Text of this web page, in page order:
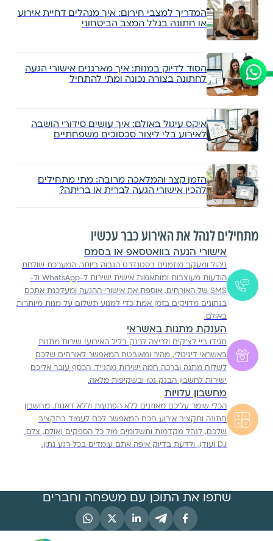
המדריך למצבי חירום: איך מנהלים דחיית אירוע
או חתונה בגלל המצב הביטחוני
הסוד לדיוק במנות: איך מארגנים אישורי הגעה
לחתונה בצורה נכונה ומתי להתחיל
איקס עיגול באולם: איך עושים סידורי הושבה
לאירוע בלי ליצור סכסוכים משפחתיים
הזמן קצר והמלאכה מרובה: מתי מתחילים
להכין אישורי הגעה לברית או בריתה?
מתחילים לנהל את האירוע כבר עכשיו
אישורי הגעה בוואטסאפ או בסמס
ניהול ומעקב מוזמנים בסטנדרט הגבוה ביותר. המערכת שולחת
הודעות מעוצבות ומותאמות אישית ישירות ל-WhatsApp ול-
SMS של האורחים, אוספת את אישורי ההגעה ומעדכנת אתכם
בנתונים מדויקים בזמן אמת כדי למנוע תשלום על מנות מיותרות
באולם.
הענקת מתנות באשראי
תגידו ביי לצ'קים ולריצה לבנק בליל האירוע! שירות מתנות
באשראי דיגיטלי, מהיר ומאובטח המאפשר לאורחים שלכם
לשלוח מתנה וברכה חמה ישירות מהנייד. הכסף עובר אליכם
ישירות לחשבון הבנק נטו ובשקיפות מלאה.
מחשבון עלויות
הכלי שומר עליכם מאוזנים ללא הפתעות וללא דאגות. מחשבון
חתונה ותקציב אירוע חכם המאפשר לכם לעמוד בתקציב
שלכם, לנהל מקדמות ותשלומים מול כל הספקים (אולם, צלם,
DJ ועוד), ולדעת בדיוק איפה אתם עומדים בכל רגע נתון.
שתפו את התוכן עם משפחה וחברים